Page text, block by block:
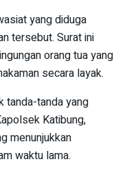
yang diduga
tersebut. Surat ini
orang tua yang
secara layak.
tanda-tanda yang
Katibung,
menunjukkan
waktu lama.